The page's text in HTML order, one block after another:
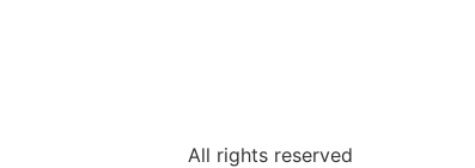
All rights reserved